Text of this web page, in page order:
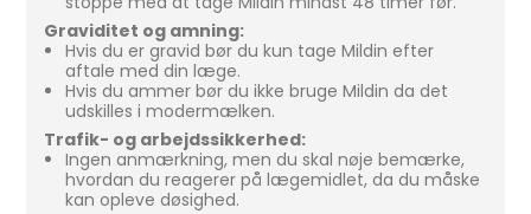
Graviditet og amning:
Hvis du er gravid bør du kun tage Mildin efter
aftale med din læge.
Hvis du ammer bør du ikke bruge Mildin da det
udskilles i modermælken.
Trafik- og arbejdssikkerhed:
Ingen anmærkning, men du skal nøje bemærke,
hvordan du reagerer på lægemidlet, da du måske
kan opleve døsighed.